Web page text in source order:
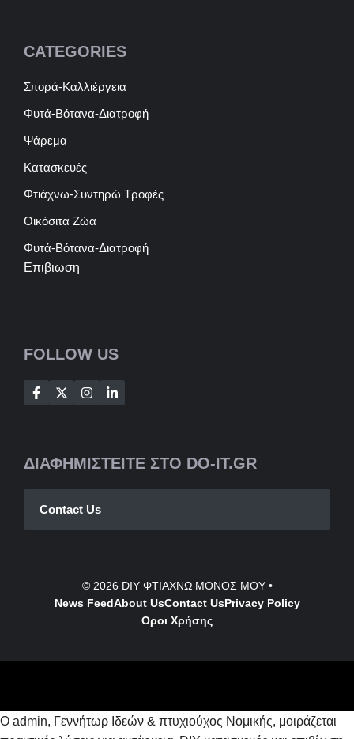
CATEGORIES
Σπορά-Καλλιέργεια
Φυτά-Βότανα-Διατροφή
Ψάρεμα
Κατασκευές
Φτιάχνω-Συντηρώ Τροφές
Οικόσιτα Ζώα
Φυτά-Βότανα-Διατροφή
Επιβιωση
FOLLOW US
ΔΙΑΦΗΜΙΣΤΕΙΤΕ ΣΤΟ DO-IT.GR
Contact Us
© 2026 DIY ΦΤΙΑΧΝΩ ΜΟΝΟΣ ΜΟΥ•
News FeedAbout UsContactUsPrivacy Policy
Οροι Χρήσης
Ο admin, Γεννήτωρ Ιδεών & πτυχιούχος Νομικής, μοιράζεται